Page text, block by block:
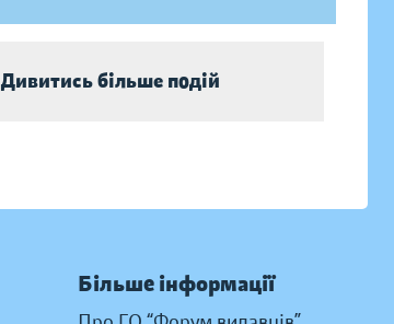
Дивитись більше подій
Більше інформації